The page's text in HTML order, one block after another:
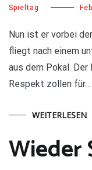
Spieltag
Nun ist er vorbei
fliegt nach einem
aus dem Pokal.
Respekt zollen für…
WEITERLESEN
Wieder